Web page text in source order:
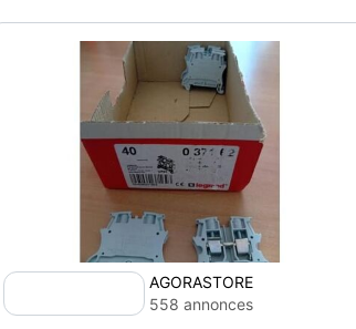
AGORASTORE
558 annonces